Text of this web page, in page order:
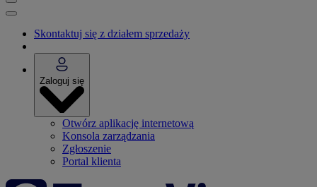
Skontaktuj się z działem sprzedaży
Zaloguj się
Otwórz aplikację internetową
Konsola zarządzania
Zgłoszenie
Portal klienta